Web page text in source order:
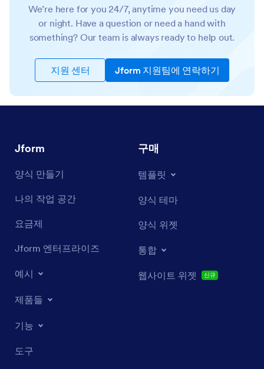
We’re here for you 24/7, anytime you need us day
or night. Have a question or need a hand with
something? Our team is always ready to help out.
지원 센터 Jform 지원팀에 연락하기
Jform
양식 만들기
나의 작업 공간
요금제
Jform 엔터프라이즈
예시
제품들
기능
도구
구매
템플릿
양식 테마
양식 위젯
통합
웹사이트 위젯 신규